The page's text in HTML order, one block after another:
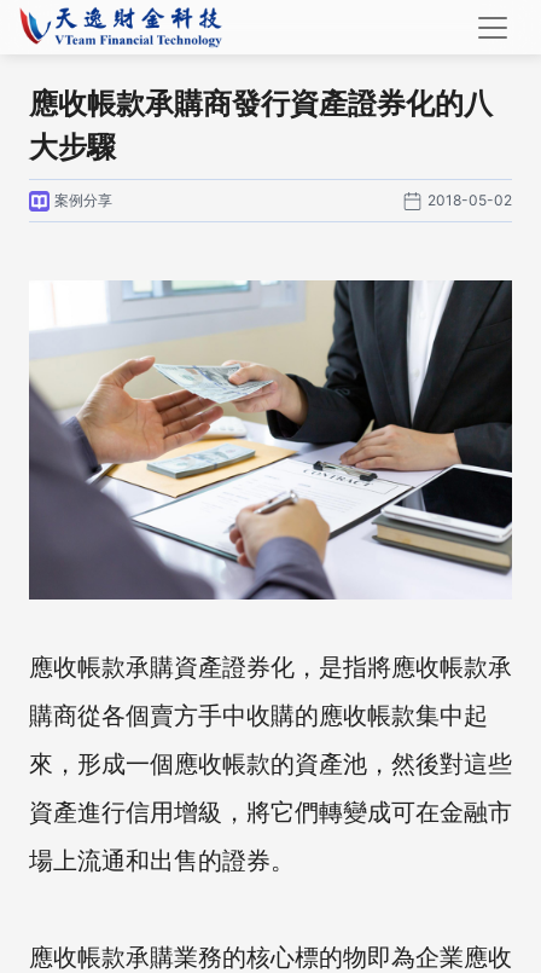
應收帳款承購商發行資產證券化的八
大步驟
案例分享 2018-05-02
應收帳款承購資產證券化，是指將應收帳款承
購商從各個賣方手中收購的應收帳款集中起
來，形成一個應收帳款的資產池，然後對這些
資產進行信用增級，將它們轉變成可在金融市
場上流通和出售的證券。
應收帳款承購業務的核心標的物即為企業應收